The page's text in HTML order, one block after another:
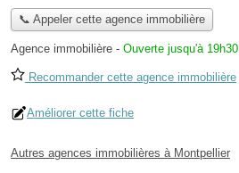
📞 Appeler cette agence immobilière
Agence immobilière - Ouverte jusqu'à 19h30
Recommander cette agence immobilière
Améliorer cette fiche
Autres agences immobilières à Montpellier